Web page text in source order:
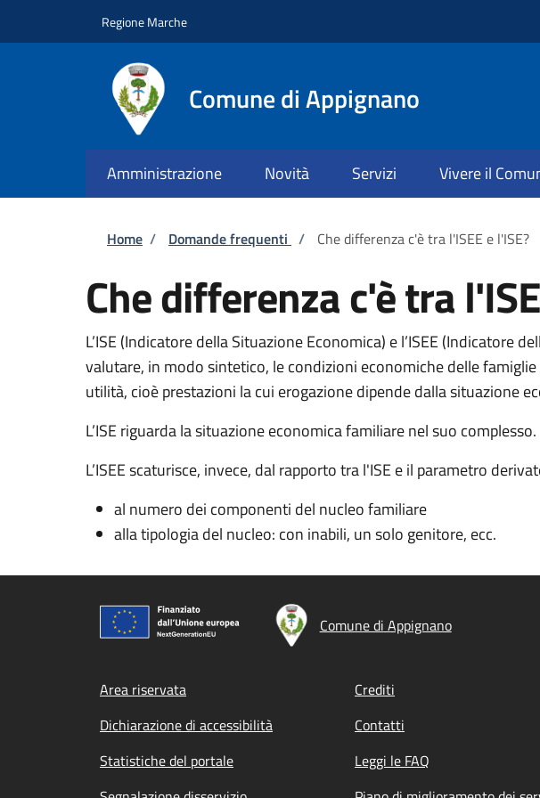
Regione Marche
Comune di Appignano
Amministrazione Novità Servizi Vivere il
Briciole di pane
Home / Domande frequenti / Che differenza c'è tra l'ISEE e l'ISE?
Che differenza c'è tra
L’ISE (Indicatore della Situazione Economica) e l’ISEE
valutare, in modo sintetico, le condizioni economiche delle
utilità, cioè prestazioni la cui erogazione dipende dalla situazione
L’ISE riguarda la situazione economica familiare nel suo complesso.
L’ISEE scaturisce, invece, dal rapporto tra l'ISE e il parametro
al numero dei componenti del nucleo familiare
alla tipologia del nucleo: con inabili, un solo genitore, ecc.
Comune di Appignano
Footer menu
Area riservata Crediti
Dichiarazione di accessibilità
Contatti
Statistiche del portale
Leggi le FAQ